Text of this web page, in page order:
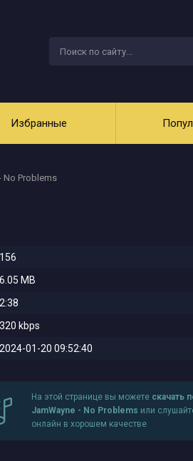
Избранные
No Problems
156
6.05 MB
2:38
320 kbps
2024-01-20 09:52:40
На этой странице вы можете скачать
JamWayne - No Problems или
онлайн в хорошем качестве